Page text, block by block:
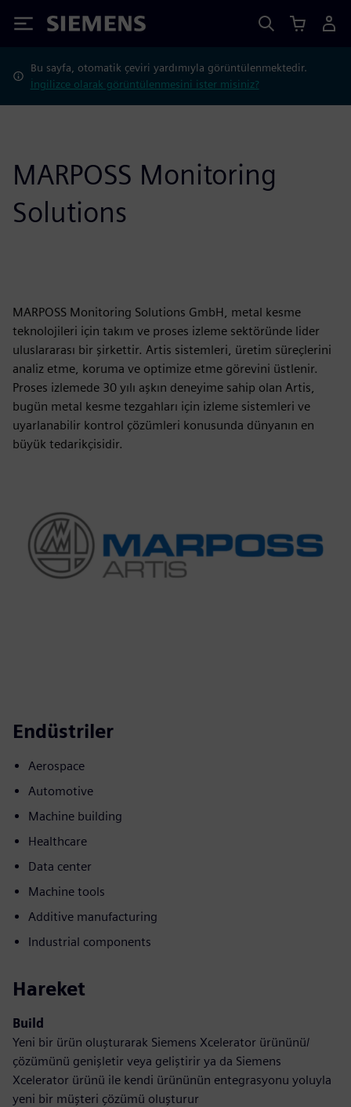
Siemens
Bu sayfa, otomatik çeviri yardımıyla görüntülenmektedir.
İngilizce olarak görüntülenmesini ister misiniz?
MARPOSS Monitoring
Solutions
MARPOSS Monitoring Solutions GmbH, metal kesme
teknolojileri için takım ve proses izleme sektöründe lider
uluslararası bir şirkettir. Artis sistemleri, üretim süreçlerini
analiz etme, koruma ve optimize etme görevini üstlenir.
Proses izlemede 30 yılı aşkın deneyime sahip olan Artis,
bugün metal kesme tezgahları için izleme sistemleri ve
uyarlanabilir kontrol çözümleri konusunda dünyanın en
büyük tedarikçisidir.
Endüstriler
Aerospace
Automotive
Machine building
Healthcare
Data center
Machine tools
Additive manufacturing
Industrial components
Hareket
Build
Yeni bir ürün oluşturarak Siemens Xcelerator ürününü/
çözümünü genişletir veya geliştirir ya da Siemens
Xcelerator ürünü ile kendi ürününün entegrasyonu yoluyla
yeni bir müşteri çözümü oluşturur